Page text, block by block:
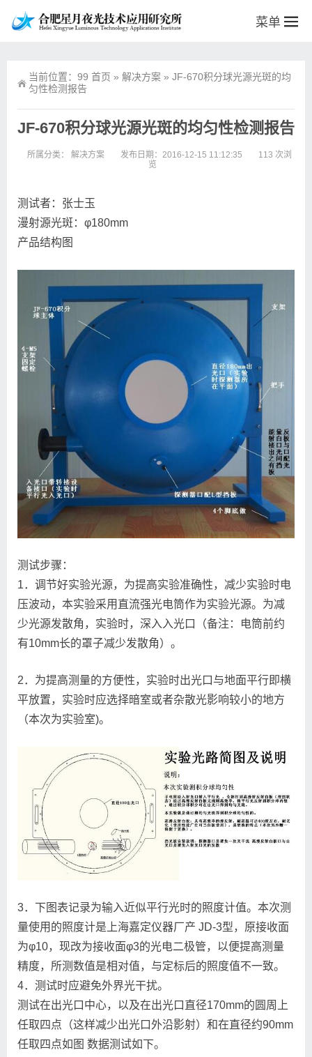
菜单
当前位置：99 首页 » 解决方案 » JF-670积分球光源光斑的均
匀性检测报告
JF-670积分球光源光斑的均匀性检测报告
所属分类： 解决方案 发布日期：2016-12-15 11:12:35
113 次浏
览
测试者：张士玉
漫射源光斑：φ180mm
产品结构图
测试步骤：
1．调节好实验光源，为提高实验准确性，减少实验时电
压波动，本实验采用直流强光电筒作为实验光源。为减
少光源发散角，实验时，深入入光口（备注：电筒前约
有10mm长的罩子减少发散角）。
2．为提高测量的方便性，实验时出光口与地面平行即横
平放置，实验时应选择暗室或者杂散光影响较小的地方
（本次为实验室)。
3．下图表记录为输入近似平行光时的照度计值。本次测
量使用的照度计是上海嘉定仪器厂产 JD-3型，原接收面
为φ10，现改为接收面φ3的光电二极管，以便提高测量
精度，所测数值是相对值，与定标后的照度值不一致。
4．测试时应避免外界光干扰。
测试在出光口中心，以及在出光口直径170mm的圆周上
任取四点（这样减少出光口外沿影射）和在直径约90mm
任取四点如图 数据测试如下。